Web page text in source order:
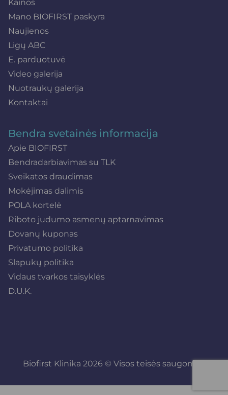
Kainos
Mano BIOFIRST paskyra
Naujienos
Ligų ABC
E. parduotuvė
Video galerija
Nuotraukų galerija
Kontaktai
Bendra svetainės informacija
Apie BIOFIRST
Bendradarbiavimas su TLK
Sveikatos draudimas
Mokėjimas dalimis
POLA kortelė
Riboto judumo asmenų aptarnavimas
Dovanų kuponas
Privatumo politika
Slapukų politika
Vidaus tvarkos taisyklės
D.U.K.
Biofirst Klinika 2026 © Visos teisės saugomos